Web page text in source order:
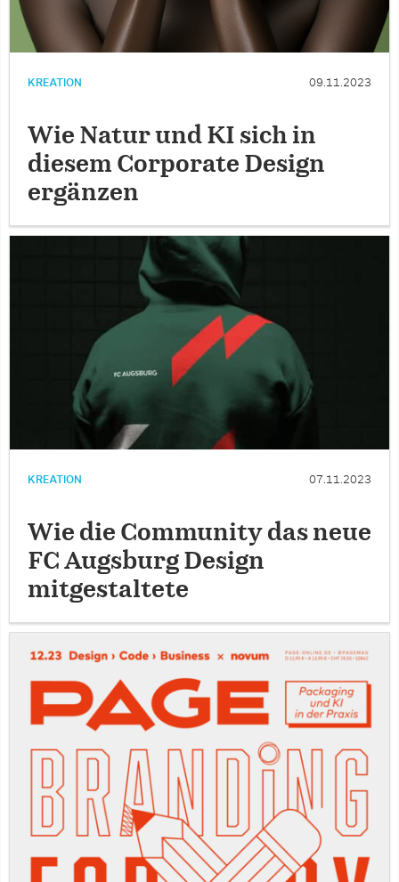
KREATION 09.11.2023
Wie Natur und KI sich in
diesem Corporate Design
ergänzen
KREATION 07.11.2023
Wie die Community das neue
FC Augsburg Design
mitgestaltete